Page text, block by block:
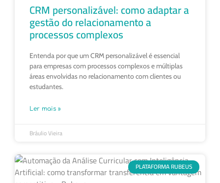
CRM personalizável: como adaptar a
gestão do relacionamento a
processos complexos
Entenda por que um CRM personalizável é essencial
para empresas com processos complexos e múltiplas
áreas envolvidas no relacionamento com clientes ou
estudantes.
Ler mais »
Bráulio Vieira
PLATAFORMA RUBEUS